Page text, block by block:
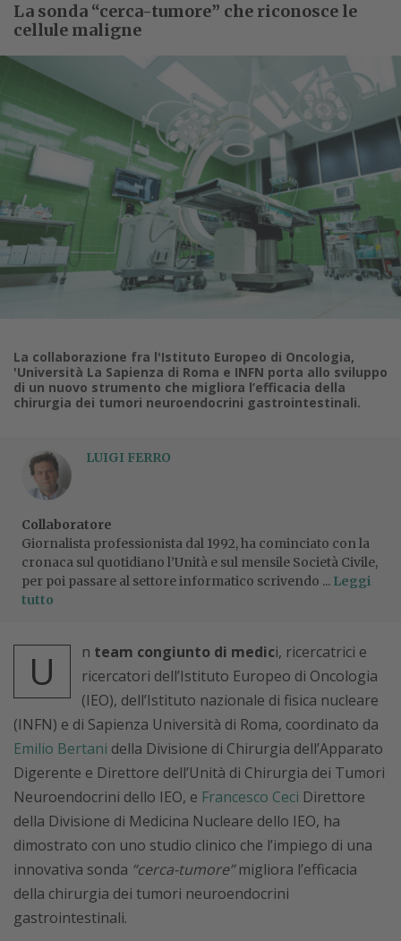
La sonda “cerca-tumore” che riconosce le
cellule maligne
La collaborazione fra l'Istituto Europeo di Oncologia,
'Università La Sapienza di Roma e INFN porta allo sviluppo
di un nuovo strumento che migliora l’efficacia della
chirurgia dei tumori neuroendocrini gastrointestinali.
LUIGI FERRO
Collaboratore
Giornalista professionista dal 1992, ha cominciato con la
cronaca sul quotidiano l’Unità e sul mensile Società Civile,
per poi passare al settore informatico scrivendo ... Leggi
tutto
U n team congiunto di medici, ricercatrici e
ricercatori dell’Istituto Europeo di Oncologia
(IEO), dell’Istituto nazionale di fisica nucleare
(INFN) e di Sapienza Università di Roma, coordinato da
Emilio Bertani della Divisione di Chirurgia dell’Apparato
Digerente e Direttore dell’Unità di Chirurgia dei Tumori
Neuroendocrini dello IEO, e Francesco Ceci Direttore
della Divisione di Medicina Nucleare dello IEO, ha
dimostrato con uno studio clinico che l’impiego di una
innovativa sonda “cerca-tumore”migliora l’efficacia
della chirurgia dei tumori neuroendocrini
gastrointestinali.